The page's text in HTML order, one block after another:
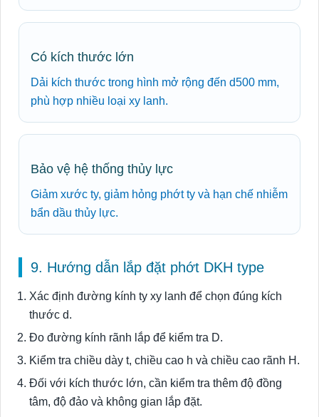
Có kích thước lớn
Dải kích thước trong hình mở rộng đến d500 mm,
phù hợp nhiều loại xy lanh.
Bảo vệ hệ thống thủy lực
Giảm xước ty, giảm hỏng phớt ty và hạn chế nhiễm
bẩn dầu thủy lực.
9. Hướng dẫn lắp đặt phớt DKH type
Xác định đường kính ty xy lanh để chọn đúng kích
thước d.
Đo đường kính rãnh lắp để kiểm tra D.
Kiểm tra chiều dày t, chiều cao h và chiều cao rãnh H.
Đối với kích thước lớn, cần kiểm tra thêm độ đồng
tâm, độ đảo và không gian lắp đặt.